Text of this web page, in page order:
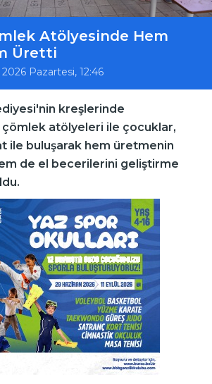
Atölyesinde Hem
Üretti
Pazartesi, 12:46
kreşlerinde
atölyeleri ile çocuklar,
ile buluşarak hem üretmenin
de el becerilerini geliştirme